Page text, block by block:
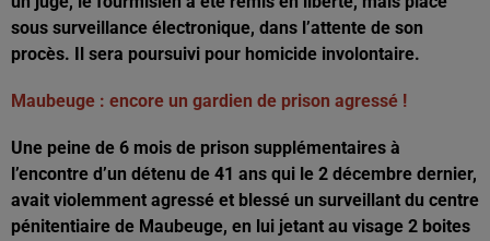
sous surveillance électronique, dans l’attente de son
procès. Il sera poursuivi pour homicide involontaire.
Maubeuge : encore un gardien de prison agressé !
Une peine de 6 mois de prison supplémentaires à
l’encontre d’un détenu de 41 ans qui le 2 décembre dernier,
avait violemment agressé et blessé un surveillant du centre
pénitentiaire de Maubeuge, en lui jetant au visage 2 boites